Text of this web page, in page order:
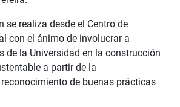
se realiza desde el Centro de
con el ánimo de involucrar a
de la Universidad en la construcción
a partir de la
de buenas prácticas